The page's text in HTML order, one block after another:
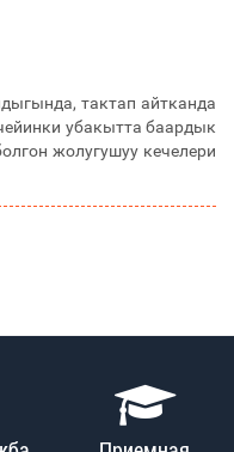
тактап айтканда
убакытта баардык
жолугушуу кечелери